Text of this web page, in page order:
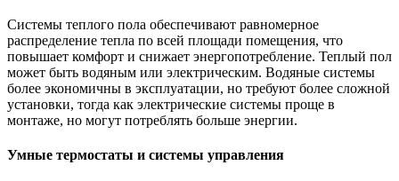
Системы теплого пола обеспечивают равномерное
распределение тепла по всей площади помещения, что
повышает комфорт и снижает энергопотребление. Теплый пол
может быть водяным или электрическим. Водяные системы
более экономичны в эксплуатации, но требуют более сложной
установки, тогда как электрические системы проще в
монтаже, но могут потреблять больше энергии.
Умные термостаты и системы управления